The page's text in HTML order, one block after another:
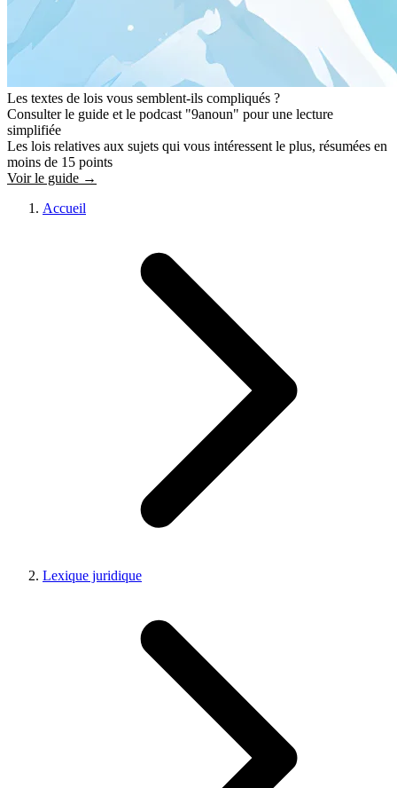
Les textes de lois vous semblent-ils compliqués ?
Consulter le guide et le podcast "9anoun" pour une lecture
simplifiée
Les lois relatives aux sujets qui vous intéressent le plus, résumées en
moins de 15 points
Voir le guide →
Accueil
Lexique juridique